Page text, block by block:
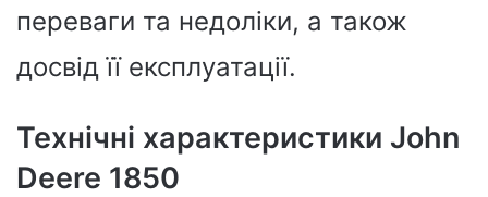
переваги та недоліки, а також
досвід її експлуатації.
Технічні характеристики John
Deere 1850